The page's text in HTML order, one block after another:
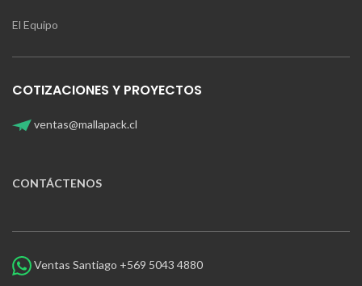
El Equipo
COTIZACIONES Y PROYECTOS
ventas@mallapack.cl
CONTÁCTENOS
Ventas Santiago +569 5043 4880